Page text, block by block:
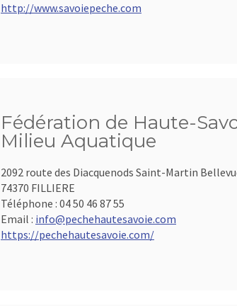
http://www.savoiepeche.com
Fédération de Haute-
Milieu Aquatique
2092 route des Diacquenods Saint-Martin
74370 FILLIERE
Téléphone : 04 50 46 87 55
Email : info@pechehautesavoie.com
https://pechehautesavoie.com/